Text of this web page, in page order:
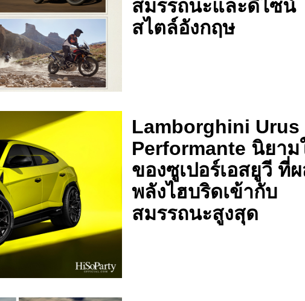
สมรรถนะและดีไซน์
สไตล์อังกฤษ
Lamborghini Urus
Performante นิยาม
ของซูเปอร์เอสยูวี ที่
พลังไฮบริดเข้ากับ
สมรรถนะสูงสุด